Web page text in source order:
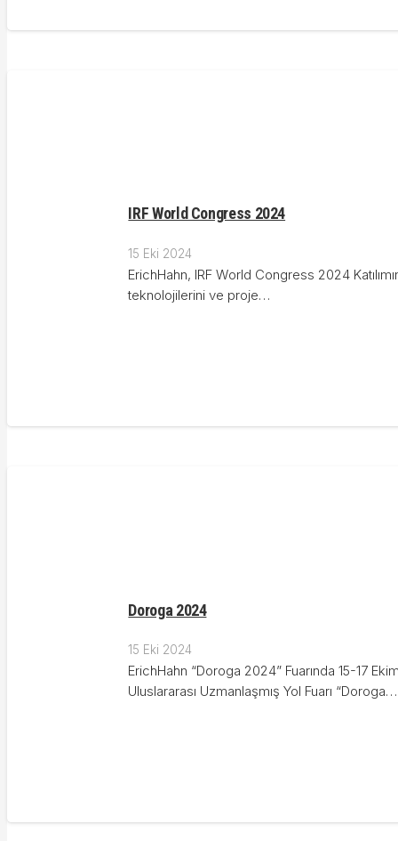
IRF World Congress 2024
15 Eki 2024
ErichHahn, IRF World Congress 2024
teknolojilerini ve proje…
Doroga 2024
15 Eki 2024
ErichHahn “Doroga 2024” Fuarında 15-17
Uluslararası Uzmanlaşmış Yol Fuarı “Doroga…